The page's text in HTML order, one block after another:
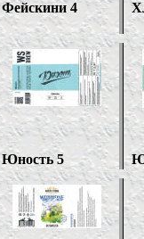
Фейскини 4
Юность 5